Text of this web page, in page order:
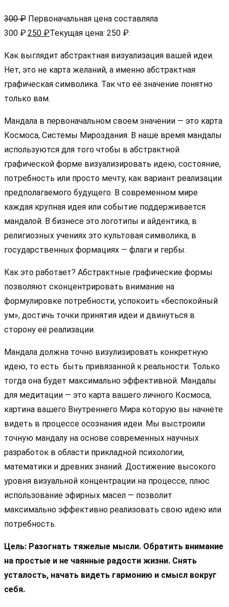
300₽ Первоначальная цена составляла
300 ₽.250 ₽Текущая цена: 250 ₽.
Как выглядит абстрактная визуализация вашей идеи.
Нет, это не карта желаний, а именно абстрактная
графическая символика. Так что её значение понятно
только вам.
Мандала в первоначальном своем значении — это карта
Космоса, Системы Мироздания. В наше время мандалы
используются для того чтобы в абстрактной
графической форме визуализировать идею, состояние,
потребность или просто мечту, как вариант реализации
предполагаемого будущего. В современном мире
каждая крупная идея или событие поддерживается
мандалой. В бизнесе это логотипы и айдентика, в
религиозных учениях это культовая символика, в
государственных формациях — флаги и гербы.
Как это работает? Абстрактные графические формы
позволяют сконцентрировать внимание на
формулировке потребности, успокоить «беспокойный
ум», достичь точки принятия идеи и двинуться в
сторону её реализации.
Мандала должна точно визулизировать конкретную
идею, то есть быть привязанной к реальности. Только
тогда она будет максимально эффективной. Мандалы
для медитации — это карта вашего личного Космоса,
картина вашего Внутреннего Мира которую вы начнёте
видеть в процессе осознания идеи. Мы выстроили
точную мандалу на основе современных научных
разработок в области прикладной психологии,
математики и древних знаний. Достижение высокого
уровня визуальной концентрации на процессе, плюс
использование эфирных масел — позволит
максимально эффективно реализовать свою идею или
потребность.
Цель: Разогнать тяжелые мысли. Обратить внимание
на простые и не чаянные радости жизни. Снять
усталость, начать видеть гармонию и смысл вокруг
себя.